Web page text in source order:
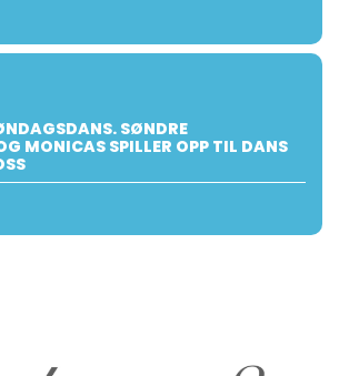
SØNDRE
MONICAS SPILLER OPP TIL DANS